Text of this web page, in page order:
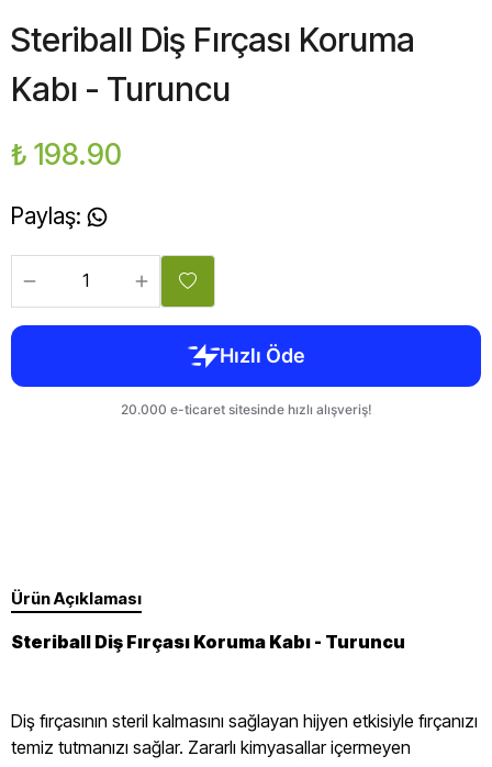
Steriball Diş Fırçası Koruma
Kabı - Turuncu
₺ 198.90
Paylaş:
Ürün Açıklaması
Steriball Diş Fırçası Koruma Kabı - Turuncu
Diş fırçasının steril kalmasını sağlayan hijyen etkisiyle fırçanızı
temiz tutmanızı sağlar. Zararlı kimyasallar içermeyen